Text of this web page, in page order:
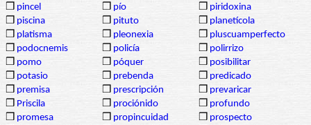
❒ pincel ❒ pío ❒ piridoxina
❒ piscina ❒ pituto ❒ planetícola
❒ platisma ❒ pleonexia ❒ pluscuamperfecto
❒ podocnemis ❒ policía ❒ polirrizo
❒ pomo ❒ póquer ❒ posibilitar
❒ potasio ❒ prebenda ❒ predicado
❒ premisa ❒ prescripción ❒ prevaricar
❒ Priscila ❒ prociónido ❒ profundo
❒ promesa ❒ propincuidad ❒ prospecto